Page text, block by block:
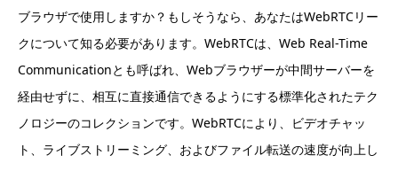
ブラウザで使用しますか？もしそうなら、あなたはWebRTCリー
クについて知る必要があります。WebRTCは、Web Real-Time
Communicationとも呼ばれ、Webブラウザーが中間サーバーを
経由せずに、相互に直接通信できるようにする標準化されたテク
ノロジーのコレクションです。WebRTCにより、ビデオチャッ
ト、ライブストリーミング、およびファイル転送の速度が向上し